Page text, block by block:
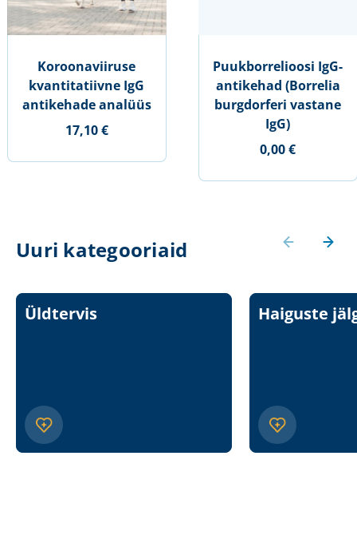
Koroonaviiruse
kvantitatiivne IgG
antikehade analüüs
17,10 €
Puukborrelioosi IgG-
antikehad (Borrelia
burgdorferi vastane
IgG)
0,00 €
Uuri kategooriaid
Üldtervis Haiguste